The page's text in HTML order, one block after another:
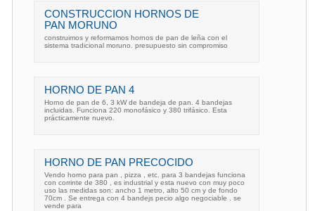
CONSTRUCCION HORNOS DE
PAN MORUNO
construimos y reformamos hornos de pan de leña con el
sistema tradicional moruno. presupuesto sin compromiso
HORNO DE PAN 4
Horno de pan de 6, 3 kW de bandeja de pan. 4 bandejas
incluidas. Funciona 220 monofásico y 380 trifásico. Esta
prácticamente nuevo.
HORNO DE PAN PRECOCIDO
Vendo horno para pan , pizza , etc. para 3 bandejas funciona
con corrinte de 380 , es industrial y esta nuevo con muy poco
uso las medidas son: ancho 1 metro, alto 50 cm y de fondo
70cm . Se entrega con 4 bandejs pecio algo negociable . se
vende para